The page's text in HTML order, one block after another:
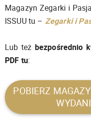
Magazyn Zegarki i
ISSUU tu – Zegarki i
Lub też bezpośrednio
PDF tu:
POBIERZ